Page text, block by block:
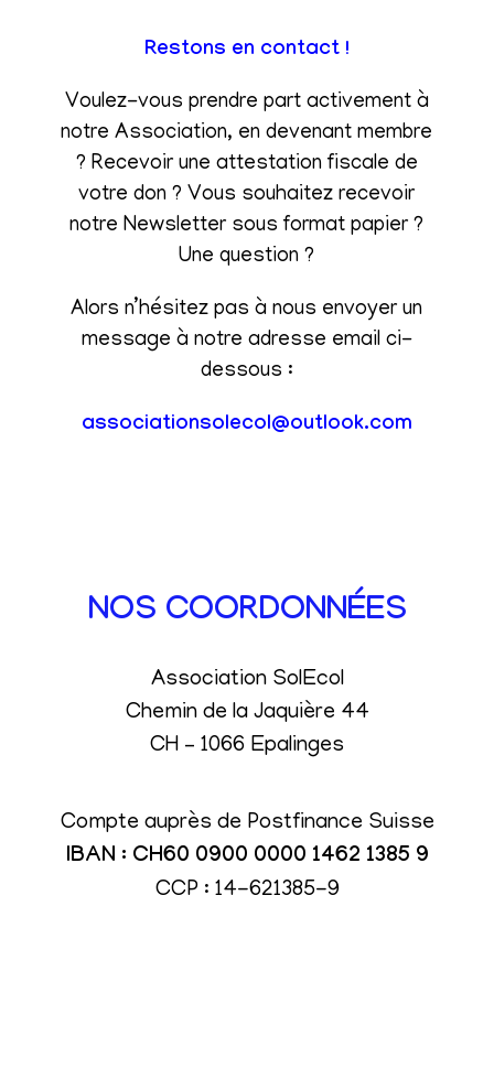
Restons en contact !
Voulez-vous prendre part activement à
notre Association, en devenant membre
? Recevoir une attestation fiscale de
votre don ? Vous souhaitez recevoir
notre Newsletter sous format papier ?
Une question ?
Alors n’hésitez pas à nous envoyer un
message à notre adresse email ci-
dessous :
associationsolecol@outlook.com
NOS COORDONNÉES
Association SolEcol
Chemin de la Jaquière 44
CH – 1066 Epalinges
Compte auprès de Postfinance Suisse
IBAN : CH60 0900 0000 1462 1385 9
CCP : 14-621385-9